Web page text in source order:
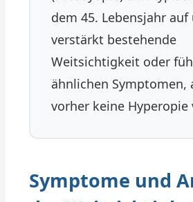
dem 45. Lebensjahr auf
verstärkt bestehende
Weitsichtigkeit oder
ähnlichen Symptomen,
vorher keine Hyperopie
Symptome und